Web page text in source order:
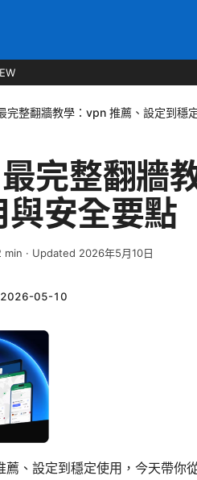
完整翻牆教學：vpn 推薦、設定到穩
完整翻牆
安全要點
min · Updated 2026年5月10日
2026-05-10
、設定到穩定使用，今天帶你